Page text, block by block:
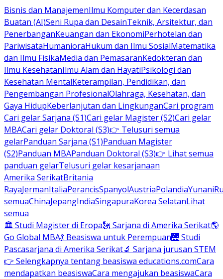
Bisnis dan ManajemenIlmu Komputer dan Kecerdasan
Buatan (AI)Seni Rupa dan DesainTeknik, Arsitektur, dan
PenerbanganKeuangan dan EkonomiPerhotelan dan
PariwisataHumanioraHukum dan Ilmu SosialMatematika
dan Ilmu FisikaMedia dan PemasaranKedokteran dan
Ilmu KesehatanIlmu Alam dan HayatiPsikologi dan
Kesehatan MentalKeterampilan, Pendidikan, dan
Pengembangan ProfesionalOlahraga, Kesehatan, dan
Gaya HidupKeberlanjutan dan LingkunganCari program
Cari gelar Sarjana (S1)Cari gelar Magister (S2)Cari gelar
MBACari gelar Doktoral (S3)👉 Telusuri semua
gelarPanduan Sarjana (S1)Panduan Magister
(S2)Panduan MBAPanduan Doktoral (S3)👉 Lihat semua
panduan gelarTelusuri gelar kesarjanaan
Amerika SerikatBritania
RayaJermanItaliaPerancisSpanyolAustriaPolandiaYunani
semuaChinaJepangIndiaSingapuraKorea SelatanLihat
semua
🏛 Studi Magister di Eropa🗽 Sarjana di Amerika Serikat🌎
Go Global MBA💃 Beasiswa untuk Perempuan🌉 Studi
Pascasarjana di Amerika Serikat🔬 Sarjana jurusan STEM
👉 Selengkapnya tentang beasiswa educations.comCara
mendapatkan beasiswaCara mengajukan beasiswaCara